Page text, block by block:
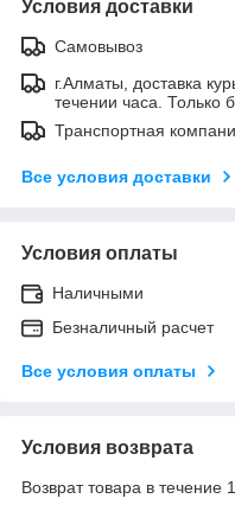
Условия доставки
Самовывоз
г.Алматы, доставка
течении часа. Только
Транспортная
Все условия доставки
Условия оплаты
Наличными
Безналичный расчет
Все условия оплаты
Условия возврата
Возврат товара в течение